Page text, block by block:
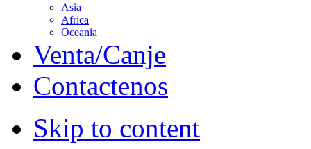
Asia
Africa
Oceania
Venta/Canje
Contactenos
Skip to content